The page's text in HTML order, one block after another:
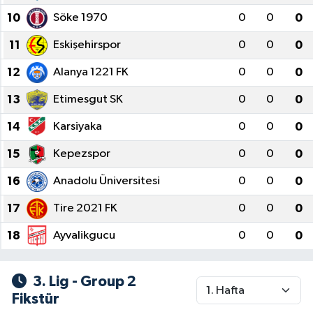
10 Söke 1970 0 0 0
11 Eskişehirspor 0 0 0
12 Alanya 1221 FK 0 0 0
13 Etimesgut SK 0 0 0
14 Karsiyaka 0 0 0
15 Kepezspor 0 0 0
16 Anadolu Üniversitesi 0 0 0
17 Tire 2021 FK 0 0 0
18 Ayvalikgucu 0 0 0
3. Lig - Group 2
Fikstür